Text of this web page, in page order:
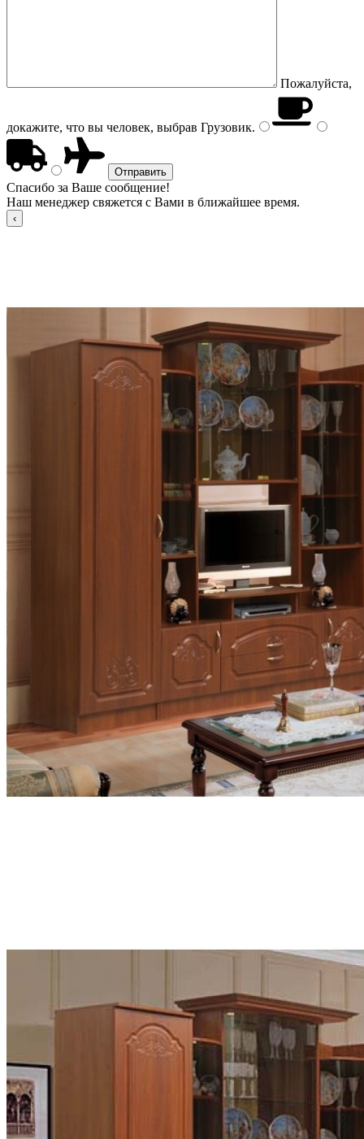
Пожалуйста,
докажите, что вы человек, выбрав Грузовик.
Спасибо за Ваше сообщение!
Наш менеджер свяжется с Вами в ближайшее время.